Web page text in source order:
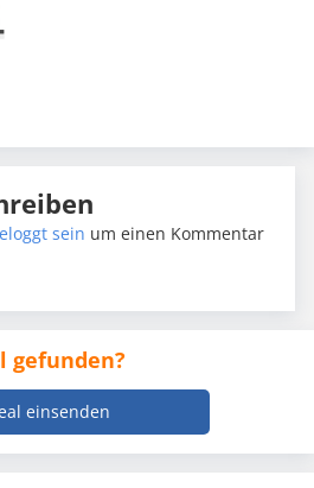
sein um einen Kommentar
gefunden?
einsenden